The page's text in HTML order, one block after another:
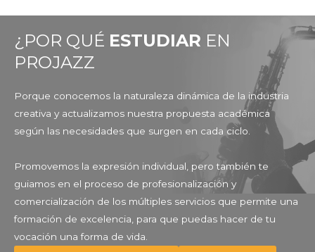
¿POR QUÉ ESTUDIAR EN
PROJAZZ
Porque conocemos la naturaleza dinámica de la industria
creativa y actualizamos nuestra propuesta académica
según las necesidades que surgen en cada ciclo.
Promovemos la expresión individual, pero también te
guiamos en el proceso de profesionalización y
comercialización de los múltiples servicios que permite una
formación de excelencia, para que puedas hacer de tu
vocación una forma de vida.